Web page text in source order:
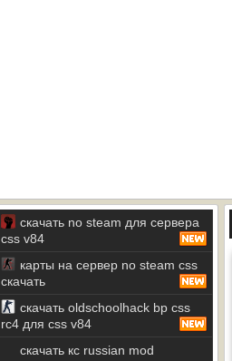
скачать no steam для сервера
css v84
карты на сервер no steam css
скачать
скачать oldschoolhack bp css
rc4 для css v84
скачать кс russian mod